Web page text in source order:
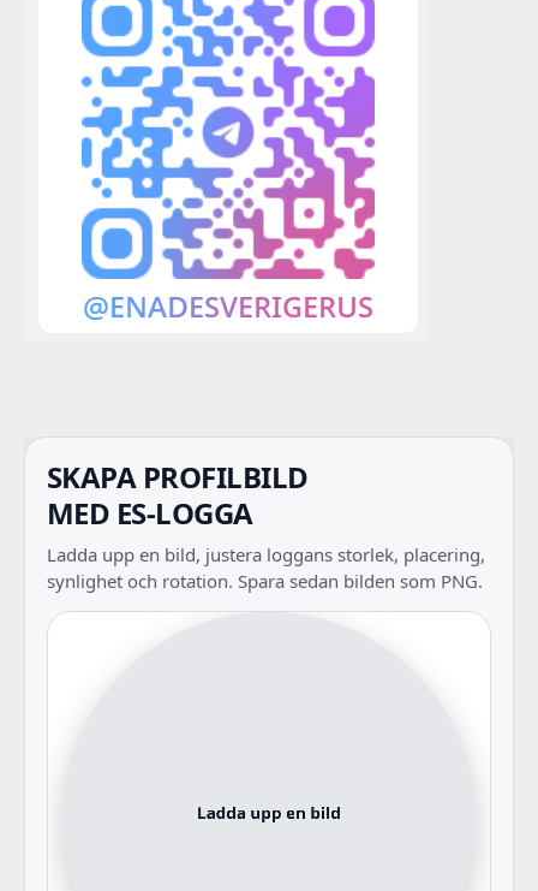
SKAPA PROFILBILD
MED ES-LOGGA
Ladda upp en bild, justera loggans storlek, placering,
synlighet och rotation. Spara sedan bilden som PNG.